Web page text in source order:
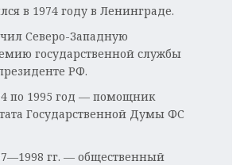
в 1974 году в Ленинграде.
Северо-Западную
государственной службы
РФ.
по 1995 год — помощник
Государственной Думы ФС
гг. — общественный